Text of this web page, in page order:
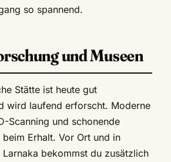
so spannend.
und Museen
Stätte ist heute gut
wird laufend erforscht. Moderne
Scanning und schonende
beim Erhalt. Vor Ort und in
Larnaka bekommst du zusätzlich